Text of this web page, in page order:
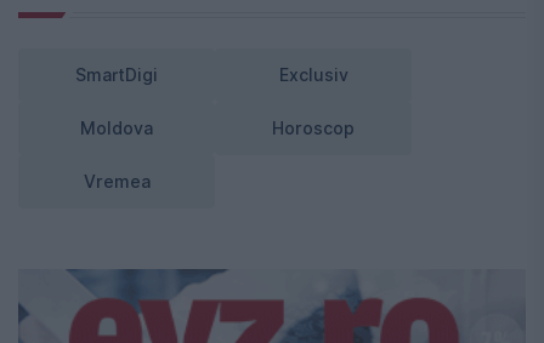
SmartDigi Exclusiv
Moldova Horoscop
Vremea